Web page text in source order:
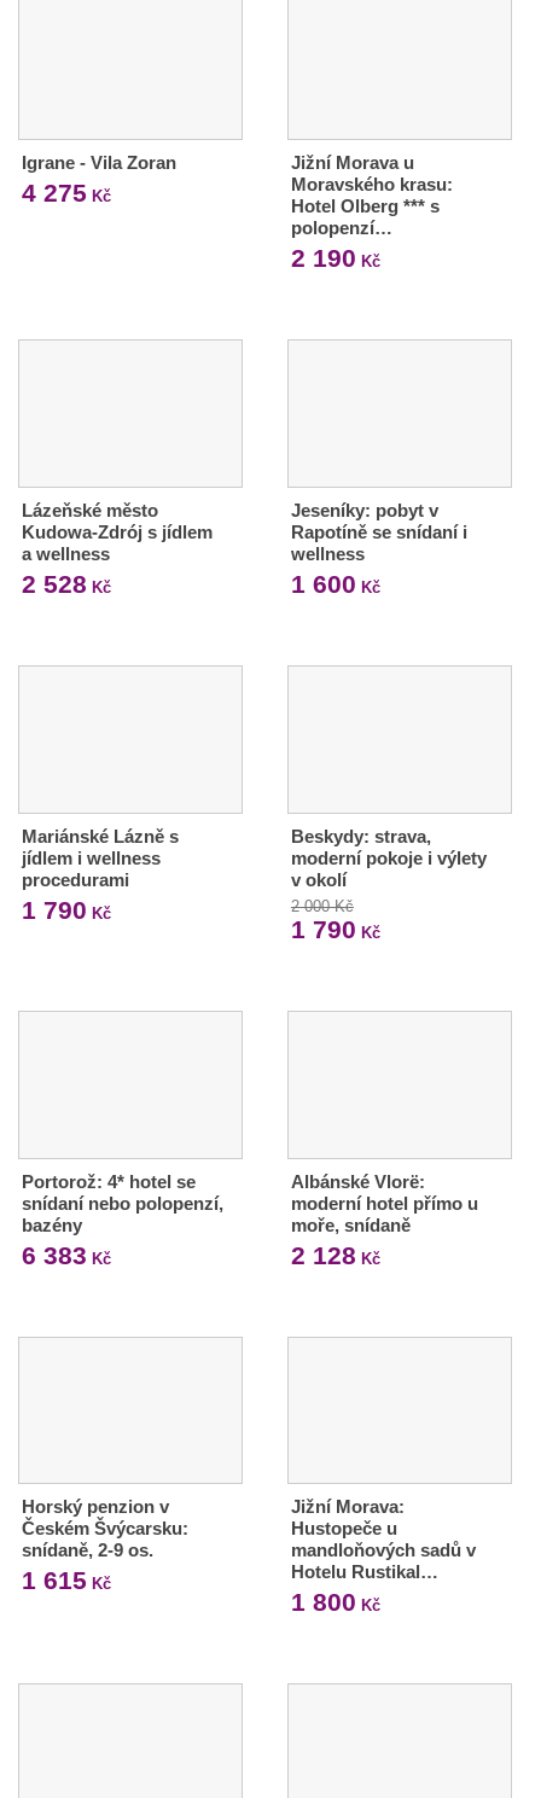
Igrane - Vila Zoran
4 275 Kč
Jižní Morava u
Moravského krasu:
Hotel Olberg *** s
polopenzí…
2 190 Kč
Lázeňské město
Kudowa-Zdrój s jídlem
a wellness
2 528 Kč
Jeseníky: pobyt v
Rapotíně se snídaní i
wellness
1 600 Kč
Mariánské Lázně s
jídlem i wellness
procedurami
1 790 Kč
Beskydy: strava,
moderní pokoje i výlety
v okolí
2 000 Kč
1 790 Kč
Portorož: 4* hotel se
snídaní nebo polopenzí,
bazény
6 383 Kč
Albánské Vlorë:
moderní hotel přímo u
moře, snídaně
2 128 Kč
Horský penzion v
Českém Švýcarsku:
snídaně, 2-9 os.
1 615 Kč
Jižní Morava:
Hustopeče u
mandloňových sadů v
Hotelu Rustikal…
1 800 Kč